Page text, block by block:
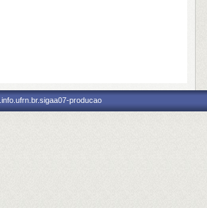
producao